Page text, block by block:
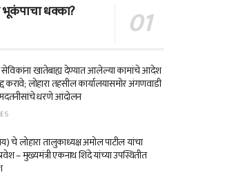
भूकंपाचा धक्का?
खातेबाह्य देण्यात आलेल्या कामांचे आदेश
करावे; लोहारा तहसील कार्यालयासमोर अंगणवाडी
धरणे आंदोलन
चे लोहारा तालुकाध्यक्ष अमोल पाटील यांचा
– मुख्यमंत्री एकनाथ शिंदे यांच्या उपस्थितीत